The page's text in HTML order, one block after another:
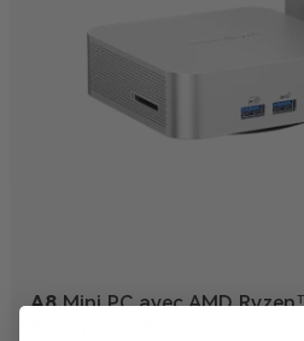
A8Mini PC avec AMD